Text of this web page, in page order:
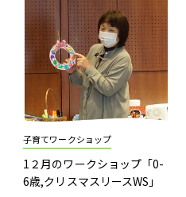
子育てワークショップ
1２月のワークショップ「0-
6歳,クリスマスリースWS」